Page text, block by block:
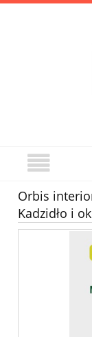
Orbis
Kadzidło i